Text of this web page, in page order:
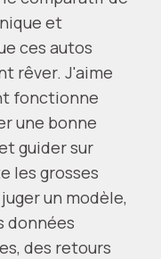
et
ces autos
rêver. J'aime
fonctionne
une bonne
guider sur
les grosses
un modèle,
données
des retours